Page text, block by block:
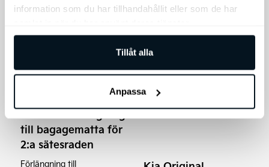
information som du har tillhandahållit eller som de har
Tillåt alla
Anpassa
till bagagematta för
2:a sätesraden
Förlängning till
Den
har
flera
olika